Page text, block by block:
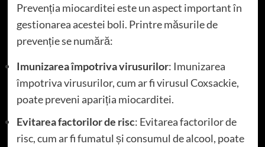
Prevenția miocarditei este un aspect important în
gestionarea acestei boli. Printre măsurile de
prevenție se numără:
Imunizarea împotriva virusurilor: Imunizarea
împotriva virusurilor, cum ar fi virusul Coxsackie,
poate preveni apariția miocarditei.
Evitarea factorilor de risc: Evitarea factorilor de
risc, cum ar fi fumatul și consumul de alcool, poate